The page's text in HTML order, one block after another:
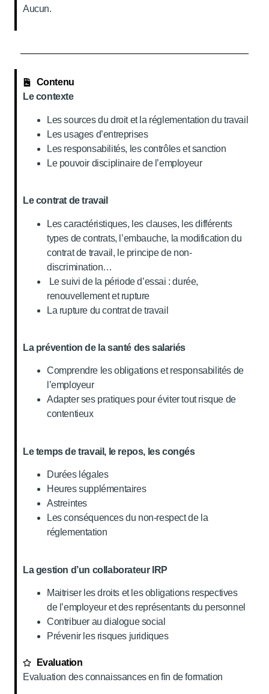
Aucun.
Contenu
Le contexte
Les sources du droit et la réglementation du travail
Les usages d’entreprises
Les responsabilités, les contrôles et sanction
Le pouvoir disciplinaire de l’employeur
Le contrat de travail
Les caractéristiques, les clauses, les différents
types de contrats, l’embauche, la modification du
contrat de travail, le principe de non-
discrimination…
Le suivi de la période d’essai : durée,
renouvellement et rupture
La rupture du contrat de travail
La prévention de la santé des salariés
Comprendre les obligations et responsabilités de
l’employeur
Adapter ses pratiques pour éviter tout risque de
contentieux
Le temps de travail, le repos, les congés
Durées légales
Heures supplémentaires
Astreintes
Les conséquences du non-respect de la
réglementation
La gestion d’un collaborateur IRP
Maitriser les droits et les obligations respectives
de l’employeur et des représentants du personnel
Contribuer au dialogue social
Prévenir les risques juridiques
Evaluation
Evaluation des connaissances en fin de formation